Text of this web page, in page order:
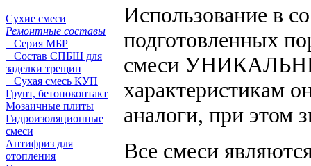
Сухие смеси
Ремонтные составы
Серия МБР
Состав СПБШ для
заделки трещин
Сухая смесь КУП
Грунт, бетоноконтакт
Мозаичные плиты
Гидроизоляционные
смеси
Антифриз для
отопления
Использование в
подготовленных
смеси
характеристикам
аналоги, при этом
Все смеси